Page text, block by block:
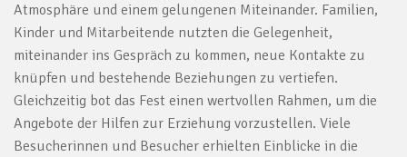
Atmosphäre und einem gelungenen Miteinander. Familien,
Kinder und Mitarbeitende nutzten die Gelegenheit,
miteinander ins Gespräch zu kommen, neue Kontakte zu
knüpfen und bestehende Beziehungen zu vertiefen.
Gleichzeitig bot das Fest einen wertvollen Rahmen, um die
Angebote der Hilfen zur Erziehung vorzustellen. Viele
Besucherinnen und Besucher erhielten Einblicke in die